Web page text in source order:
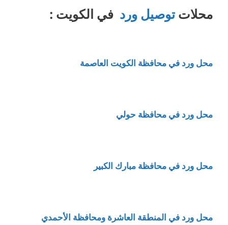
محلاتتوصيل ورد في الكويت :
محل ورد في محافظة الكويت العاصمة
محل ورد في محافظة حولي
محل ورد في محافظة مبارك الكبير
محل ورد في المنطقة العاشرة ومحافظة الأحمدي